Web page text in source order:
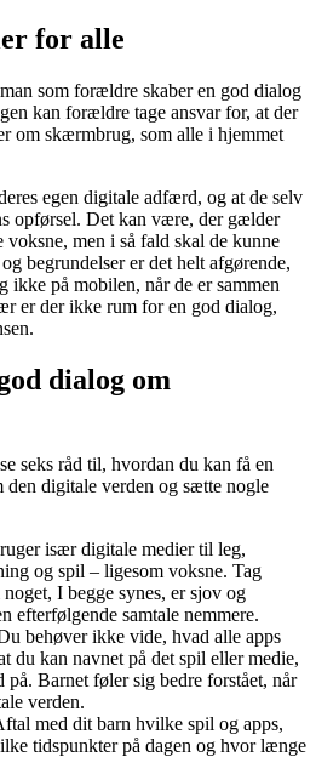
for alle
som forældre skaber en god dialog
kan forældre tage ansvar for, at der
om skærmbrug, som alle i hjemmet
egen digitale adfærd, og at de selv
opførsel. Det kan være, der gælder
men i så fald skal de kunne
begrundelser er det helt afgørende,
på mobilen, når de er sammen
er der ikke rum for en god dialog,
dialog om
seks råd til, hvordan du kan få en
den digitale verden og sætte nogle
især digitale medier til leg,
og spil – ligesom voksne. Tag
I begge synes, er sjov og
efterfølgende samtale nemmere.
behøver ikke vide, hvad alle apps
du kan navnet på det spil eller medie,
på. Barnet føler sig bedre forstået, når
verden.
med dit barn hvilke spil og apps,
tidspunkter på dagen og hvor længe